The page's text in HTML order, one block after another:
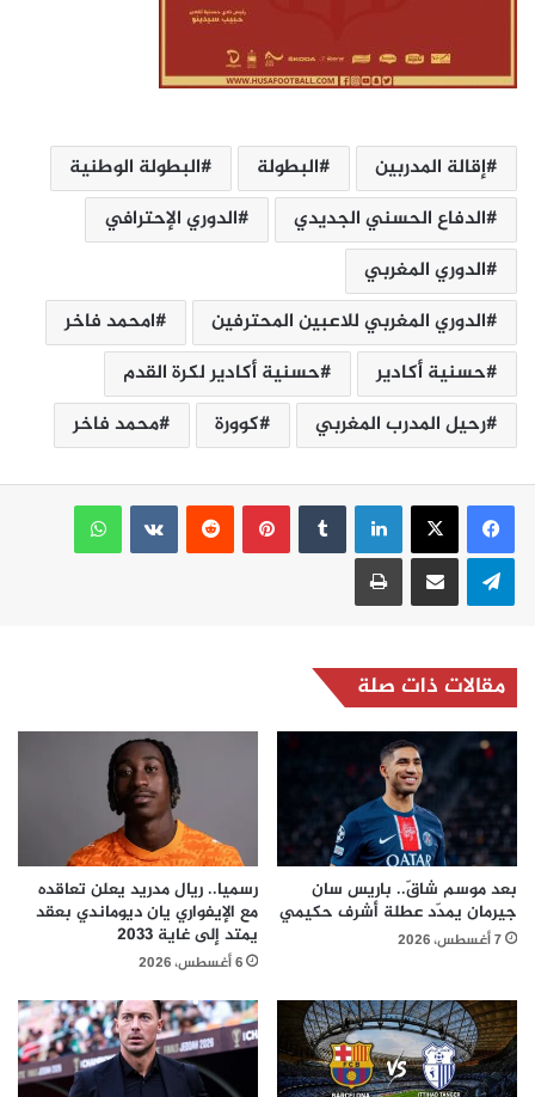
إقالة المدربين البطولة
البطولة الوطنية
الدفاع الحسني الجديدي
الدوري الإحترافي
الدوري المغربي
الدوري المغربي للاعبين المحترفين
امحمد فاخر
حسنية أكادير
حسنية أكادير لكرة القدم
رحيل المدرب المغربي
كوورة محمد فاخر
لينكدإن بينتيريست
واتساب
تيلقرام مشاركة عبر البريد طباعة
مقالات ذات صلة
بعد موسم شاقّ.. باريس سان
جيرمان يمدّد عطلة أشرف حكيمي
7 أغسطس، 2026
رسميا.. ريال مدريد يعلن تعاقده
مع الإيفواري يان ديوماندي بعقد
يمتد إلى غاية 2033
6 أغسطس، 2026